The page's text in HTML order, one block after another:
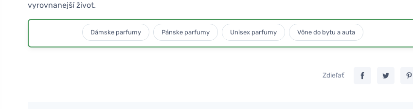
vyrovnanejší život.
Dámske parfumy Pánske parfumy Unisex parfumy Vône do bytu a auta
Zdieľať